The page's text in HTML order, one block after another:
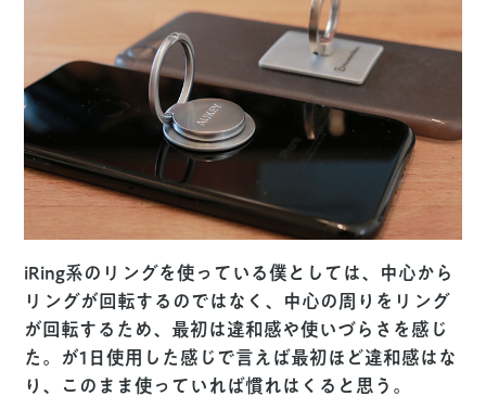
iRing系のリングを使っている僕としては、中心から
リングが回転するのではなく、中心の周りをリング
が回転するため、最初は違和感や使いづらさを感じ
た。が1日使用した感じで言えば最初ほど違和感はな
り、このまま使っていれば慣れはくると思う。